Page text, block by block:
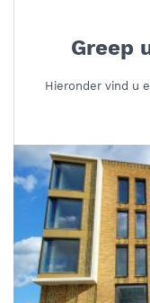
Greep
Hieronder vind u